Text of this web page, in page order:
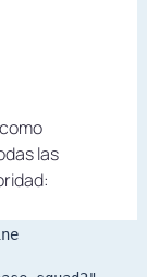
las